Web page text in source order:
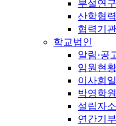
부설연
산학협
협력기관
학교법인
알림·공
임원현황
이사회
박영학
설립자
연간기